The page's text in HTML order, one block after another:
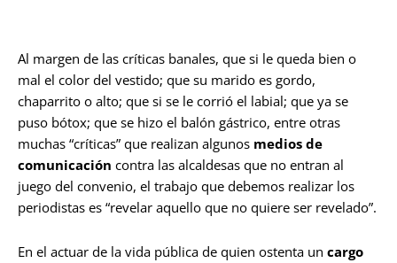
Al margen de las críticas banales, que si le queda bien o
mal el color del vestido; que su marido es gordo,
chaparrito o alto; que si se le corrió el labial; que ya se
puso bótox; que se hizo el balón gástrico, entre otras
muchas “críticas” que realizan algunos medios de
comunicación contra las alcaldesas que no entran al
juego del convenio, el trabajo que debemos realizar los
periodistas es “revelar aquello que no quiere ser revelado”.
En el actuar de la vida pública de quien ostenta un cargo